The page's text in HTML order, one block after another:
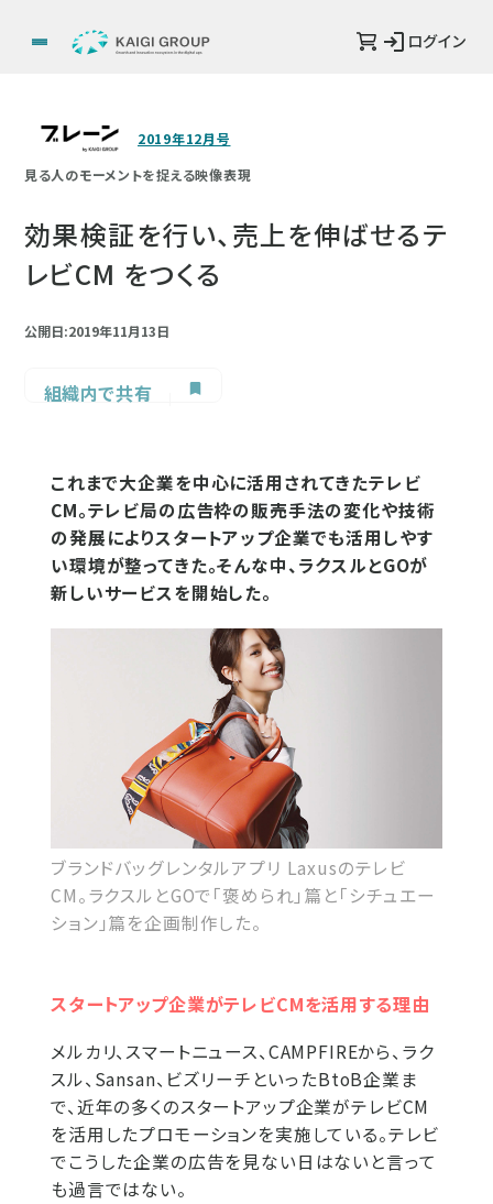
ログイン
2019年12月号
見る人のモーメントを捉える映像表現
効果検証を行い、売上を伸ばせるテ
レビCM をつくる
公開日:2019年11月13日
組織内で共有
これまで大企業を中心に活用されてきたテレビ
CM。テレビ局の広告枠の販売手法の変化や技術
の発展によりスタートアップ企業でも活用しやす
い環境が整ってきた。そんな中、ラクスルとGOが
新しいサービスを開始した。
ブランドバッグレンタルアプリ Laxusのテレビ
CM。ラクスルとGOで「褒められ」篇と「シチュエー
ション」篇を企画制作した。
スタートアップ企業がテレビCMを活用する理由
メルカリ、スマートニュース、CAMPFIREから、ラク
スル、Sansan、ビズリーチといったBtoB企業ま
で、近年の多くのスタートアップ企業がテレビCM
を活用したプロモーションを実施している。テレビ
でこうした企業の広告を見ない日はないと言って
も過言ではない。